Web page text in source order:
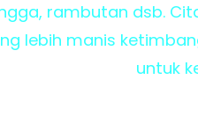
rambutan dsb.
lebih manis
untuk